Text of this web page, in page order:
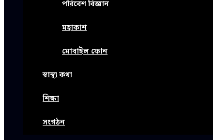
পরিবেশ বিজ্ঞান
মহাকাশ
মোবাইল ফোন
স্বাস্থ্য কথা
শিক্ষা
সংগঠন